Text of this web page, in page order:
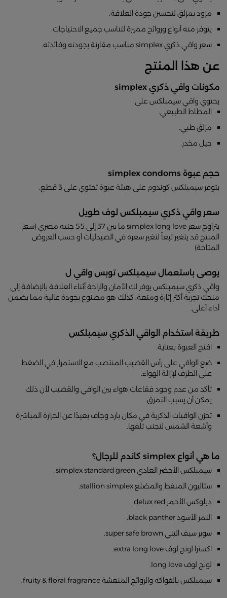
مزود بمزلق لتحسين جودة العلاقة.
يتوفر منه أنواع وروائح مميزة لتناسب جميع الاحتياجات.
سعر واقي ذكري simplex مناسب مقارنة بجودته وفائدته.
عن هذا المنتج
مكونات واقي ذكري simplex
يحتوي واقي سيمبلكس على:
المطاط الطبيعي.
مزلق طبي.
جيل مخدر.
حجم عبوة simplex condoms
يتوفر سيمبلكس كوندوم على هيئة عبوة تحتوي على 3 قطع.
سعر واقي ذكري سيمبلكس لوف طويل
يتراوح سعر simplex long love ما بين 37 إلى 55 جنيه مصري (سعر
المنتج قد يتغير تبعاً لتغير سعره في الصيدليات أو حسب العروض
المتاحة)
يوصى باستعمال سيمبلكس توبس واقي ل
واقي ذكري سيمبلكس يوفر لك الأمان والراحة أثناء العلاقة بالإضافة إلى
منحك تجربة أكثر إثارة ومتعة، كذلك هو مصنوع بجودة عالية مما يضمن
أداء أعلى.
طريقة استخدام الواقي الذكري سيمبلكس
افتح العبوة بعناية.
ضع الواقي على رأس القضيب المنتصب مع الاستمرار في الضغط
على الطرف لإزالة الهواء.
تأكد من عدم وجود فقاعات هواء بين الواقي والقضيب لأن ذلك
يمكن أن يسبب التمزق.
تخزن الواقيات الذكرية في مكان بارد وجاف بعيدًا عن الحرارة المباشرة
وأشعة الشمس لتجنب تلفها.
ما هي أنواع simplex كاندم للرجال؟
سيمبلكس الأخضر العادي simplex standard green.
ستاليون المنقط والمضلع stallion simplex.
ديلوكس الأحمر delux red.
النمر الأسود black panther.
سوبر سيف البني super safe brown.
اكسترا لونج لوف extra long love.
لونج لوف long love.
سيمبلكس بالفواكه والروائح المنعشة fruity & floral fragrance.